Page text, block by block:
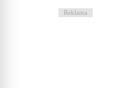
Reklama